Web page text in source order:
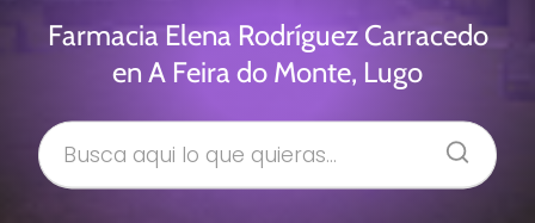
Farmacia Elena Rodríguez Carracedo
en A Feira do Monte, Lugo